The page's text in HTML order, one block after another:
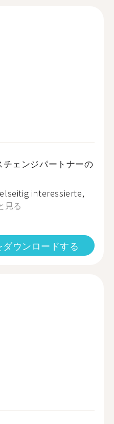
ェンジパートナーの
interessierte,
見る
ウンロードする